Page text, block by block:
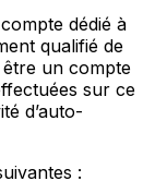
dédié à
qualifié de
un compte
sur ce
d’auto-
: